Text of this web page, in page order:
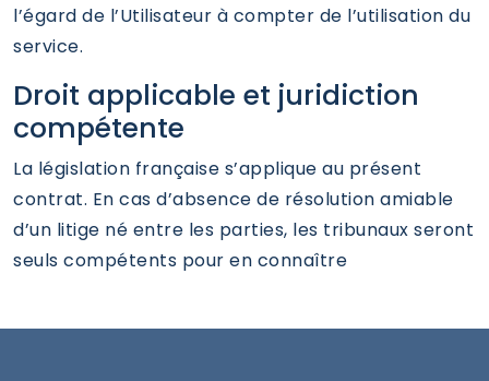
l’égard de l’Utilisateur à compter de l’utilisation du
service.
Droit applicable et juridiction
compétente
La législation française s’applique au présent
contrat. En cas d’absence de résolution amiable
d’un litige né entre les parties, les tribunaux seront
seuls compétents pour en connaître